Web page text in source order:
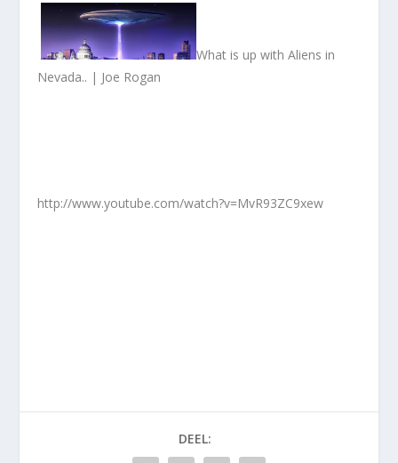
What is up with Aliens in
Nevada.. | Joe Rogan
http://www.youtube.com/watch?v=MvR93ZC9xew
DEEL: